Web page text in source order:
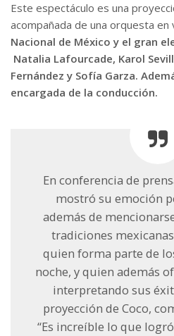
Este espectáculo es una
acompañada de una orquesta en
Nacional de México y el gran
Natalia Lafourcade, Karol
Fernández y Sofía Garza.
encargada de la conducción.
En conferencia de
mostró su emoción
además de
tradiciones
quien forma parte de
noche, y quien además
interpretando sus
proyección de Coco,
“Es increíble lo que